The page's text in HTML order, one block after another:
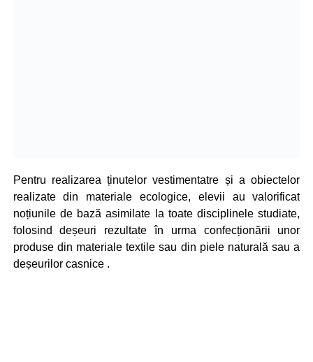
Pentru realizarea ținutelor vestimentatre și a obiectelor
realizate din materiale ecologice, elevii au valorificat
noțiunile de bază asimilate la toate disciplinele studiate,
folosind deșeuri rezultate în urma confecționării unor
produse din materiale textile sau din piele naturală sau a
deșeurilor casnice .